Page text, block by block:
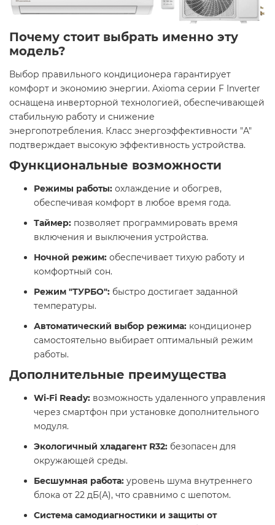
Почему стоит выбрать именно эту
модель?
Выбор правильного кондиционера гарантирует
комфорт и экономию энергии. Axioma серии F Inverter
оснащена инверторной технологией, обеспечивающей
стабильную работу и снижение
энергопотребления. Класс энергоэффективности "A"
подтверждает высокую эффективность устройства.​
Функциональные возможности
Режимы работы: охлаждение и обогрев,
обеспечивая комфорт в любое время года.​
Таймер: позволяет программировать время
включения и выключения устройства.​
Ночной режим: обеспечивает тихую работу и
комфортный сон.​
Режим "ТУРБО": быстро достигает заданной
температуры.​
Автоматический выбор режима: кондиционер
самостоятельно выбирает оптимальный режим
работы.​
Дополнительные преимущества
Wi-Fi Ready: возможность удаленного управления
через смартфон при установке дополнительного
модуля.​
Экологичный хладагент R32: безопасен для
окружающей среды.​
Бесшумная работа: уровень шума внутреннего
блока от 22 дБ(А), что сравнимо с шепотом.​
Система самодиагностики и защиты от